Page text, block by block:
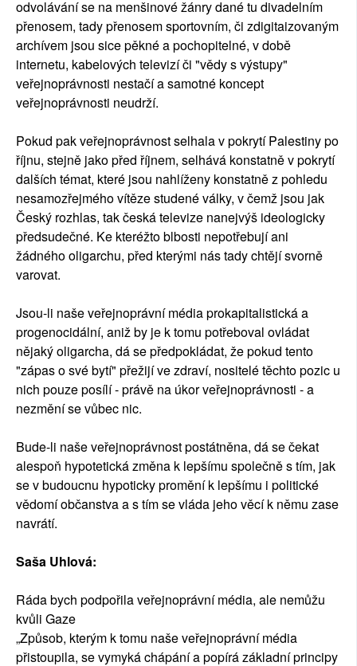
odvolávání se na menšinové žánry dané tu divadelním
přenosem, tady přenosem sportovním, či zdigitaizovaným
archívem jsou sice pěkné a pochopitelné, v době
internetu, kabelových televizí či "vědy s výstupy"
veřejnoprávnosti nestačí a samotné koncept
veřejnoprávnosti neudrží.
Pokud pak veřejnoprávnost selhala v pokrytí Palestiny po
říjnu, stejně jako před říjnem, selhává konstatně v pokrytí
dalších témat, které jsou nahlíženy konstatně z pohledu
nesamozřejmého vítěze studené války, v čemž jsou jak
Český rozhlas, tak česká televize nanejvýš ideologicky
předsudečné. Ke kteréžto blbosti nepotřebují ani
žádného oligarchu, před kterými nás tady chtějí svorně
varovat.
Jsou-li naše veřejnoprávní média prokapitalistická a
progenocidální, aniž by je k tomu potřeboval ovládat
nějaký oligarcha, dá se předpokládat, že pokud tento
"zápas o své bytí" přežijí ve zdraví, nositelé těchto pozic u
nich pouze posílí - právě na úkor veřejnoprávnosti - a
nezmění se vůbec nic.
Bude-li naše veřejnoprávnost postátněna, dá se čekat
alespoň hypotetická změna k lepšímu společně s tím, jak
se v budoucnu hypoticky promění k lepšímu i politické
vědomí občanstva a s tím se vláda jeho věcí k němu zase
navrátí.
Saša Uhlová:
Ráda bych podpořila veřejnoprávní média, ale nemůžu
kvůli Gaze
„Způsob, kterým k tomu naše veřejnoprávní média
přistoupila, se vymyká chápání a popírá základní principy